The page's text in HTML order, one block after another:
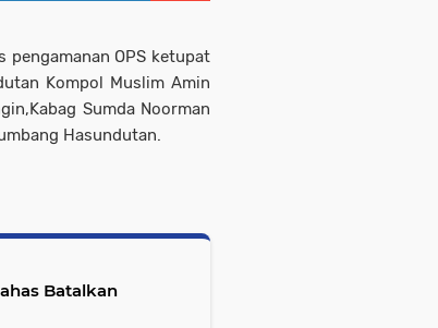
pengamanan OPS ketupat
Kompol Muslim Amin
Sumda Noorman
Hasundutan.
Batalkan